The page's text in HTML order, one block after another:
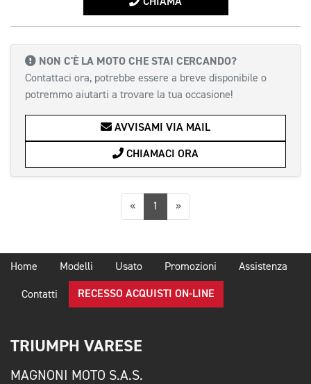
CHIAMA
NON C'È LA MOTO CHE STAI CERCANDO?
Contattaci ora, potrebbe essere a breve disponibile o
potremmo aiutarti a trovare la tua occasione!
AVVISAMI VIA MAIL
CHIAMACI ORA
«Precedente
1 »Successiva
Home Modelli Usato Promozioni Assistenza
Contatti RECESSO ACQUISTI ON-LINE
TRIUMPH VARESE
MAGNONI MOTO S.A.S.